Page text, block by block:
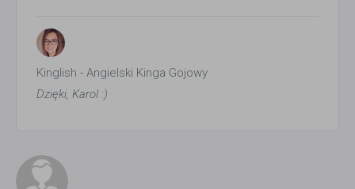
Kinglish - Angielski Kinga Gojowy
Dzięki, Karol :)